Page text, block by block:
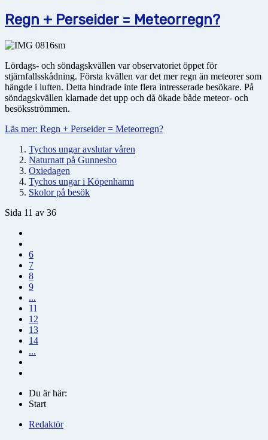
Regn + Perseider = Meteorregn?
Lördags- och söndagskvällen var observatoriet öppet för
stjärnfallsskådning. Första kvällen var det mer regn än meteorer som
hängde i luften. Detta hindrade inte flera intresserade besökare. På
söndagskvällen klarnade det upp och då ökade både meteor- och
besöksströmmen.
Läs mer: Regn + Perseider = Meteorregn?
Tychos ungar avslutar våren
Naturnatt på Gunnesbo
Oxiedagen
Tychos ungar i Köpenhamn
Skolor på besök
Sida 11 av 36
6
7
8
9
...
11
12
13
14
...
Du är här:
Start
Redaktör